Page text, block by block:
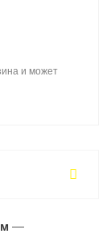
и может
—